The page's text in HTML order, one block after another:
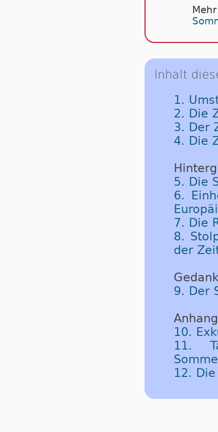
Inhalt
1.
2. Die
3. Der
4. Die
5. Die
6.
7. Die
8.
der
9. Der
Anhang
10.
11.
12.